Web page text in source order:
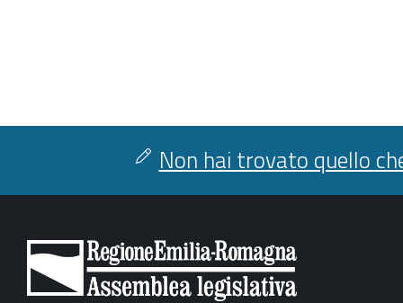
Non hai trovato quello